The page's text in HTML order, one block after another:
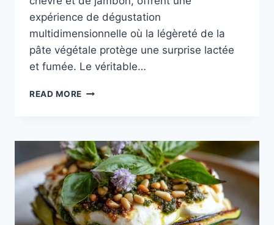
expérience de dégustation
multidimensionnelle où la légèreté de la
pâte végétale protège une surprise lactée
et fumée. Le véritable…
READ MORE PANCAKES
FOURRÉS
AU
CHÈVRE
ET
JAMBON
:
L’ÉCRIN